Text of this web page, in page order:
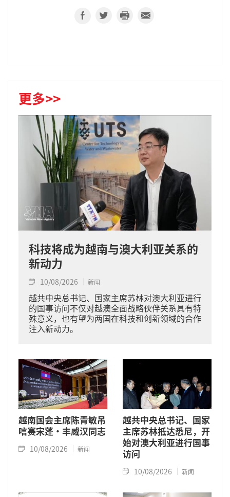
更多>>
科技将成为越南与澳大利亚关系的
新动力
10/08/2026 新闻
越共中央总书记、国家主席苏林对澳大利亚进行
的国事访问不仅对越澳全面战略伙伴关系具有特
殊意义，也有望为两国在科技和创新领域的合作
注入新动力。
越南国会主席陈青敏吊
唁赛宋蓬·丰威汉同志
10/08/2026 新闻
越共中央总书记、国家
主席苏林抵达悉尼，开
始对澳大利亚进行国事
访问
10/08/2026 新闻